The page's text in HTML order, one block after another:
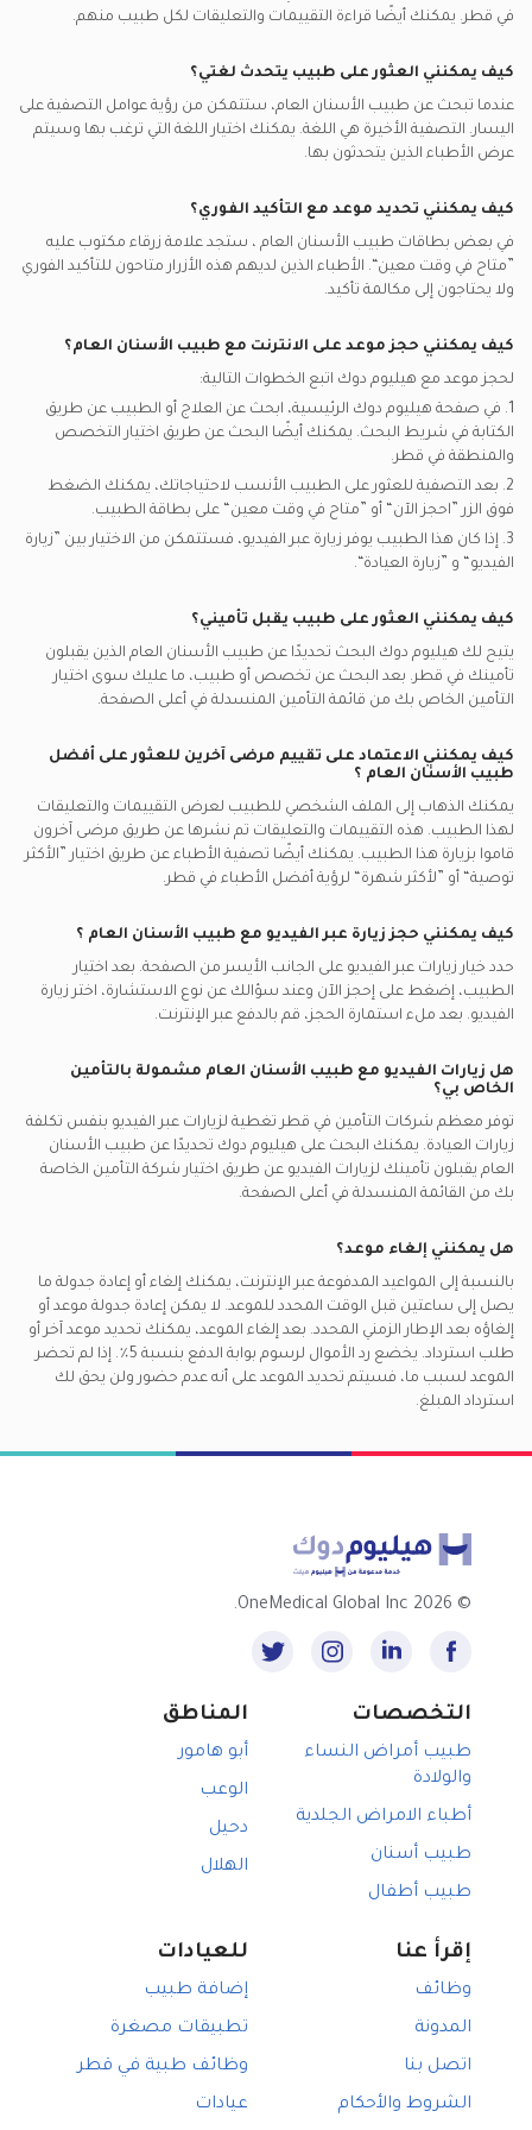
طب الأسنان الترميمي, الدوحة
مشاكل اللثة, الدوحة
رضوض الأسنان, الدوحة
سيجنا يدعم تأمين أطباء الأسنان العامين
None يدعم تأمين أطباء الأسنان العامين
إم إس إيتش يدعم تأمين أطباء الأسنان العامين
بوبا يدعم تأمين أطباء الأسنان العامين
في قطر. يمكنك أيضًا قراءة التقييمات والتعليقات لكل طبيب منهم.
كيف يمكنني العثور على طبيب يتحدث لغتي؟
عندما تبحث عن طبيب الأسنان العام، ستتمكن من رؤية عوامل التصفية على
اليسار. التصفية الأخيرة هي اللغة. يمكنك اختيار اللغة التي ترغب بها وسيتم
عرض الأطباء الذين يتحدثون بها.
كيف يمكنني تحديد موعد مع التأكيد الفوري؟
في بعض بطاقات طبيب الأسنان العام ، ستجد علامة زرقاء مكتوب عليه
”متاح في وقت معين“. الأطباء الذين لديهم هذه الأزرار متاحون للتأكيد الفوري
ولا يحتاجون إلى مكالمة تأكيد.
كيف يمكنني حجز موعد على الانترنت مع طبيب الأسنان العام؟
لحجز موعد مع هيليوم دوك اتبع الخطوات التالية:
1. في صفحة هيليوم دوك الرئيسية، ابحث عن العلاج أو الطبيب عن طريق
الكتابة في شريط البحث. يمكنك أيضًا البحث عن طريق اختيار التخصص
والمنطقة في قطر.
2. بعد التصفية للعثور على الطبيب الأنسب لاحتياجاتك، يمكنك الضغط
فوق الزر ”احجز الآن“ أو ”متاح في وقت معين“ على بطاقة الطبيب.
3. إذا كان هذا الطبيب يوفر زيارة عبر الفيديو، فستتمكن من الاختيار بين ”زيارة
الفيديو“ و ”زيارة العيادة“.
كيف يمكنني العثور على طبيب يقبل تأميني؟
يتيح لك هيليوم دوك البحث تحديدًا عن طبيب الأسنان العام الذين يقبلون
تأمينك في قطر. بعد البحث عن تخصص أو طبيب، ما عليك سوى اختيار
التأمين الخاص بك من قائمة التأمين المنسدلة في أعلى الصفحة.
كيف يمكنني الاعتماد على تقييم مرضى آخرين للعثور على أفضل
طبيب الأسنان العام ؟
يمكنك الذهاب إلى الملف الشخصي للطبيب لعرض التقييمات والتعليقات
لهذا الطبيب. هذه التقييمات والتعليقات تم نشرها عن طريق مرضى آخرون
قاموا بزيارة هذا الطبيب. يمكنك أيضًا تصفية الأطباء عن طريق اختيار ”الأكثر
توصية“ أو ”لأكثر شهرة“ لرؤية أفضل الأطباء في قطر.
كيف يمكنني حجز زيارة عبر الفيديو مع طبيب الأسنان العام ؟
حدد خيار زيارات عبر الفيديو على الجانب الأيسر من الصفحة. بعد اختيار
الطبيب، إضغط على إحجز الآن وعند سؤالك عن نوع الاستشارة، اختر زيارة
الفيديو. بعد ملء استمارة الحجز، قم بالدفع عبر الإنترنت.
هل زيارات الفيديو مع طبيب الأسنان العام مشمولة بالتأمين
الخاص بي؟
توفر معظم شركات التأمين في قطر تغطية لزيارات عبر الفيديو بنفس تكلفة
زيارات العيادة. يمكنك البحث على هيليوم دوك تحديدًا عن طبيب الأسنان
العام يقبلون تأمينك لزيارات الفيديو عن طريق اختيار شركة التأمين الخاصة
بك من القائمة المنسدلة في أعلى الصفحة.
هل يمكنني إلغاء موعد؟
بالنسبة إلى المواعيد المدفوعة عبر الإنترنت، يمكنك إلغاء أو إعادة جدولة ما
يصل إلى ساعتين قبل الوقت المحدد للموعد. لا يمكن إعادة جدولة موعد أو
إلغاؤه بعد الإطار الزمني المحدد. بعد إلغاء الموعد، يمكنك تحديد موعد آخر أو
طلب استرداد. يخضع رد الأموال لرسوم بوابة الدفع بنسبة 5٪. إذا لم تحضر
الموعد لسبب ما، فسيتم تحديد الموعد على أنه عدم حضور ولن يحق لك
استرداد المبلغ.
©
2026 OneMedical Global Inc.
التخصصات
طبيب أمراض النساء
والولادة
أطباء الامراض الجلدية
طبيب أسنان
طبيب أطفال
المناطق
أبو هامور
الوعب
دحيل
الهلال
إقرأ عنا
وظائف
المدونة
اتصل بنا
الشروط والأحكام
للعيادات
إضافة طبيب
تطبيقات مصغرة
وظائف طبية في قطر
عيادات